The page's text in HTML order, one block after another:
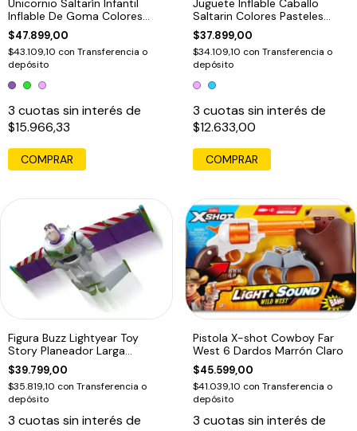
Unicornio Saltarín Infantil
Inflable De Goma Colores
Violeta
$47.899,00
$43.109,10 con Transferencia o
depósito
3 cuotas sin interés de
$15.966,33
COMPRAR
Juguete Inflable Caballo
Saltarin Colores Pasteles
Rosa
$37.899,00
$34.109,10 con Transferencia o
depósito
3 cuotas sin interés de
$12.633,00
COMPRAR
Figura Buzz Lightyear Toy
Story Planeador Larga
Distancia
$39.799,00
$35.819,10 con Transferencia o
depósito
3 cuotas sin interés de
Pistola X-shot Cowboy Far
West 6 Dardos Marrón Claro
$45.599,00
$41.039,10 con Transferencia o
depósito
3 cuotas sin interés de